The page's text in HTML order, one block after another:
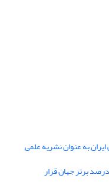
به عنوان نشریه علمی
برتر جهان قرار